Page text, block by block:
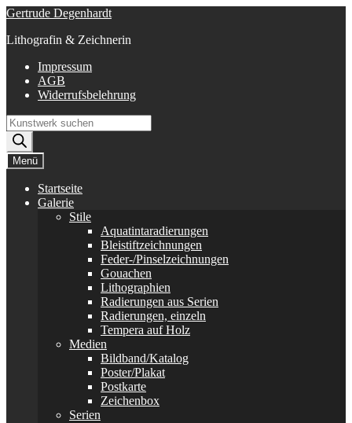
Zur
springen
Zum
springen
Gertrude Degenhardt
Lithografin & Zeichnerin
Impressum
AGB
Widerrufsbelehrung
Products
search
Menü
Startseite
Galerie
Stile
Aquatintaradierungen
Bleistiftzeichnungen
Feder-/Pinselzeichnungen
Gouachen
Lithographien
Radierungen aus Serien
Radierungen, einzeln
Tempera auf Holz
Medien
Bildband/Katalog
Poster/Plakat
Postkarte
Zeichenbox
Serien